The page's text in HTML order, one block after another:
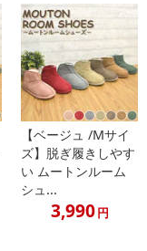
【ベージュ /Mサイ
ズ】脱ぎ履きしやす
い ムートンルーム
シュ...
3,990円